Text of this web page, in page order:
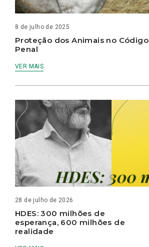
8 de julho de 2025
Proteção dos Animais no Código
Penal
VER MAIS
28 de julho de 2026
HDES: 300 milhões de
esperança, 600 milhões de
realidade